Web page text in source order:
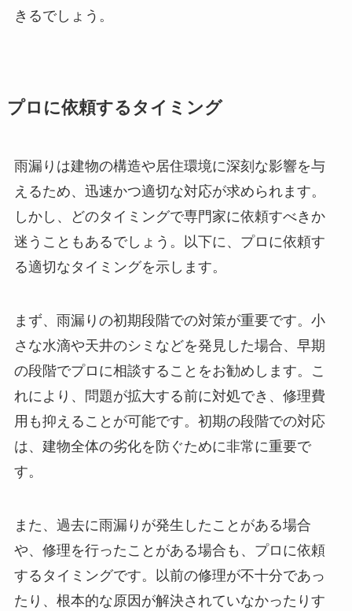
きるでしょう。
プロに依頼するタイミング
雨漏りは建物の構造や居住環境に深刻な影響を与
えるため、迅速かつ適切な対応が求められます。
しかし、どのタイミングで専門家に依頼すべきか
迷うこともあるでしょう。以下に、プロに依頼す
る適切なタイミングを示します。
まず、雨漏りの初期段階での対策が重要です。小
さな水滴や天井のシミなどを発見した場合、早期
の段階でプロに相談することをお勧めします。こ
れにより、問題が拡大する前に対処でき、修理費
用も抑えることが可能です。初期の段階での対応
は、建物全体の劣化を防ぐために非常に重要で
す。
また、過去に雨漏りが発生したことがある場合
や、修理を行ったことがある場合も、プロに依頼
するタイミングです。以前の修理が不十分であっ
たり、根本的な原因が解決されていなかったりす